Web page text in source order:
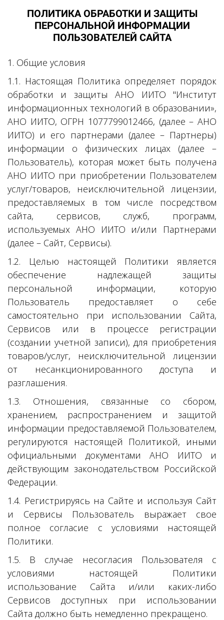
ПОЛИТИКА ОБРАБОТКИ И ЗАЩИТЫ
ПЕРСОНАЛЬНОЙ ИНФОРМАЦИИ
ПОЛЬЗОВАТЕЛЕЙ САЙТА
1. Общие условия
1.1. Настоящая Политика определяет порядок
обработки и защиты АНО ИИТО "Институт
информационных технологий в образовании»,
АНО ИИТО, ОГРН 1077799012466, (далее – АНО
ИИТО) и его партнерами (далее – Партнеры)
информации о физических лицах (далее –
Пользователь), которая может быть получена
АНО ИИТО при приобретении Пользователем
услуг/товаров, неисключительной лицензии,
предоставляемых в том числе посредством
сайта, сервисов, служб, программ,
используемых АНО ИИТО и/или Партнерами
(далее – Сайт, Сервисы).
1.2. Целью настоящей Политики является
обеспечение надлежащей защиты
персональной информации, которую
Пользователь предоставляет о себе
самостоятельно при использовании Сайта,
Сервисов или в процессе регистрации
(создании учетной записи), для приобретения
товаров/услуг, неисключительной лицензии
от несанкционированного доступа и
разглашения.
1.3. Отношения, связанные со сбором,
хранением, распространением и защитой
информации предоставляемой Пользователем,
регулируются настоящей Политикой, иными
официальными документами АНО ИИТО и
действующим законодательством Российской
Федерации.
1.4. Регистрируясь на Сайте и используя Сайт
и Сервисы Пользователь выражает свое
полное согласие с условиями настоящей
Политики.
1.5. В случае несогласия Пользователя с
условиями настоящей Политики
использование Сайта и/или каких-либо
Сервисов доступных при использовании
Сайта должно быть немедленно прекращено.